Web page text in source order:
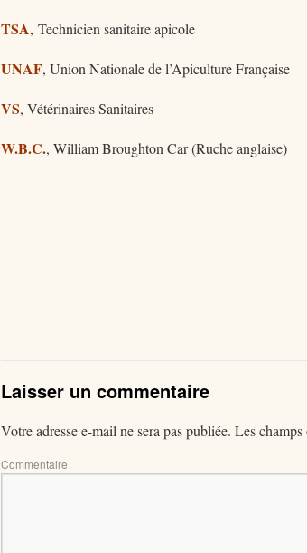
TSA, Technicien sanitaire apicole
UNAF, Union Nationale de l’Apiculture Française
VS, Vétérinaires Sanitaires
W.B.C., William Broughton Car (Ruche anglaise)
Laisser un commentaire
Votre adresse e-mail ne sera pas publiée. Les